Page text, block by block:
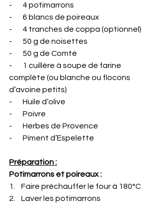
-       4 potimarrons
-       6 blancs de poireaux
-       4 tranches de coppa (optionnel)
-       50 g de noisettes
-       50 g de Comté
-       1 cuillère à soupe de farine
complète (ou blanche ou flocons
d’avoine petits)
-       Huile d’olive
-       Poivre
-       Herbes de Provence
-       Piment d’Espelette
Préparation :
Potimarrons et poireaux :
1.    Faire préchauffer le four à 180°C
2.    Laver les potimarrons